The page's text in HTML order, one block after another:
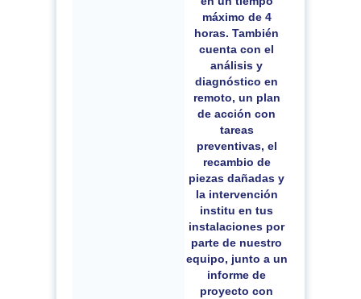
máximo de 4
horas.También
cuenta con el
análisis y
diagnóstico en
remoto, un plan
de acción con
tareas
preventivas, el
recambio de
piezas dañadas y
la intervención
institu en tus
instalaciones por
parte de nuestro
equipo, junto a un
informe de
proyecto con